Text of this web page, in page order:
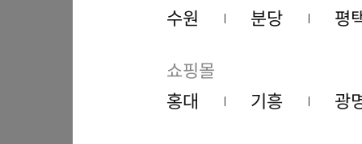
수원
분당 평
쇼핑몰
홍대
기흥 광